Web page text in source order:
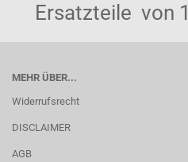
Ersatzteile von
MEHR ÜBER...
Widerrufsrecht
DISCLAIMER
AGB